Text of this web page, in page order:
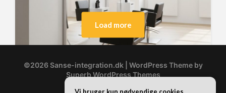
Load more
©2026 Sanse-integration.dk
| WordPress Theme by
Superb WordPress Themes